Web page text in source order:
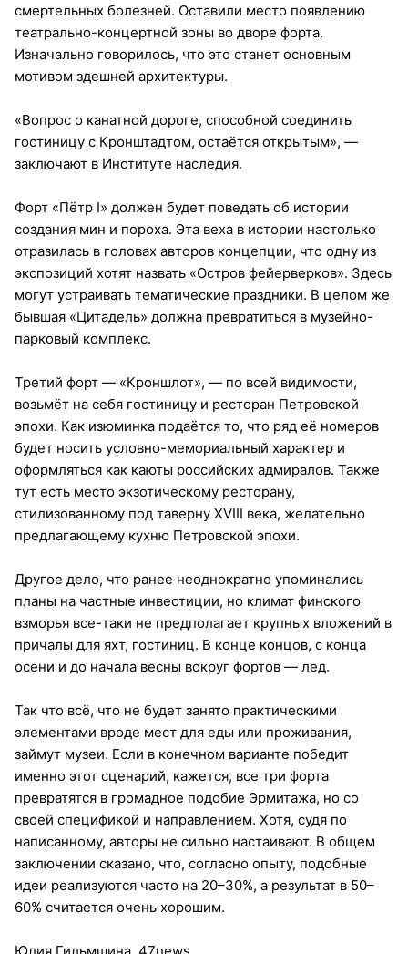
смертельных болезней. Оставили место появлению
театрально-концертной зоны во дворе форта.
Изначально говорилось, что это станет основным
мотивом здешней архитектуры.
«Вопрос о канатной дороге, способной соединить
гостиницу с Кронштадтом, остаётся открытым», —
заключают в Институте наследия.
Форт «Пётр I» должен будет поведать об истории
создания мин и пороха. Эта веха в истории настолько
отразилась в головах авторов концепции, что одну из
экспозиций хотят назвать «Остров фейерверков». Здесь
могут устраивать тематические праздники. В целом же
бывшая «Цитадель» должна превратиться в музейно-
парковый комплекс.
Третий форт — «Кроншлот», — по всей видимости,
возьмёт на себя гостиницу и ресторан Петровской
эпохи. Как изюминка подаётся то, что ряд её номеров
будет носить условно-мемориальный характер и
оформляться как каюты российских адмиралов. Также
тут есть место экзотическому ресторану,
стилизованному под таверну XVIII века, желательно
предлагающему кухню Петровской эпохи.
Другое дело, что ранее неоднократно упоминались
планы на частные инвестиции, но климат финского
взморья все-таки не предполагает крупных вложений в
причалы для яхт, гостиниц. В конце концов, с конца
осени и до начала весны вокруг фортов — лед.
Так что всё, что не будет занято практическими
элементами вроде мест для еды или проживания,
займут музеи. Если в конечном варианте победит
именно этот сценарий, кажется, все три форта
превратятся в громадное подобие Эрмитажа, но со
своей спецификой и направлением. Хотя, судя по
написанному, авторы не сильно настаивают. В общем
заключении сказано, что, согласно опыту, подобные
идеи реализуются часто на 20–30%, а результат в 50–
60% считается очень хорошим.
Юлия Гильмшина, 47news